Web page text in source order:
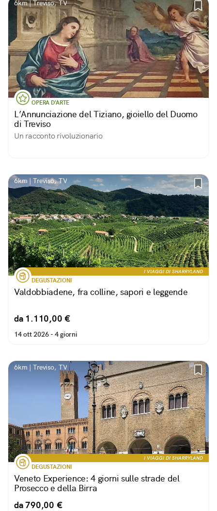
6km | Treviso, TV
OPERA D'ARTE
L’Annunciazione del Tiziano, gioiello del Duomo
di Treviso
Un racconto rivoluzionario
6km | Treviso, TV
I VIAGGI DI SHARRYLAND
DEGUSTAZIONI
Valdobbiadene, fra colline, sapori e leggende
da 1.110,00 €
14 ott 2026 - 4 giorni
6km | Treviso, TV
I VIAGGI DI SHARRYLAND
DEGUSTAZIONI
Veneto Experience: 4 giorni sulle strade del
Prosecco e della Birra
da 790,00 €